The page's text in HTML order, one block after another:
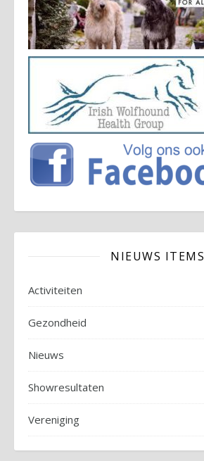
NIEUWS ITEMS
Activiteiten
Gezondheid
Nieuws
Showresultaten
Vereniging